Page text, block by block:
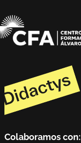
Colaboramos con: